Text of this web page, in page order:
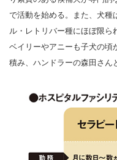
で活動を始める。また、犬種
ル・レトリバー種にほぼ限ら
ベイリーやアニーも子犬の頃
積み、ハンドラーの森田さん